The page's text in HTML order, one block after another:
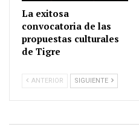
La exitosa
convocatoria de las
propuestas culturales
de Tigre
ANTERIOR SIGUIENTE